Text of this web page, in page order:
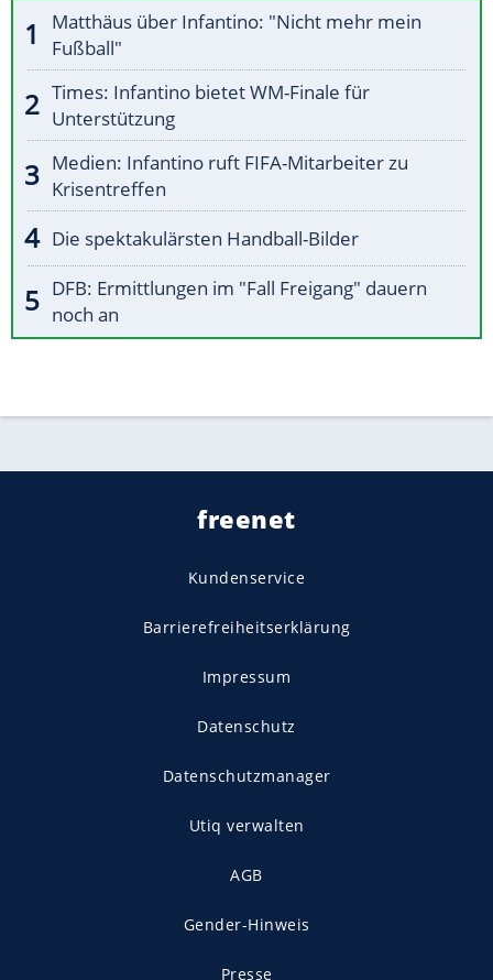
Matthäus über Infantino: "Nicht mehr mein
Fußball"
Times: Infantino bietet WM-Finale für
Unterstützung
Medien: Infantino ruft FIFA-Mitarbeiter zu
Krisentreffen
Die spektakulärsten Handball-Bilder
DFB: Ermittlungen im "Fall Freigang" dauern
noch an
freenet
Kundenservice
Barrierefreiheitserklärung
Impressum
Datenschutz
Datenschutzmanager
Utiq verwalten
AGB
Gender-Hinweis
Presse